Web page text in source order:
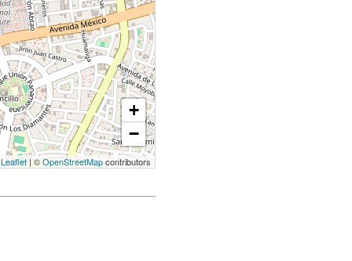
+
−
Leaflet| ©OpenStreetMapcontributors